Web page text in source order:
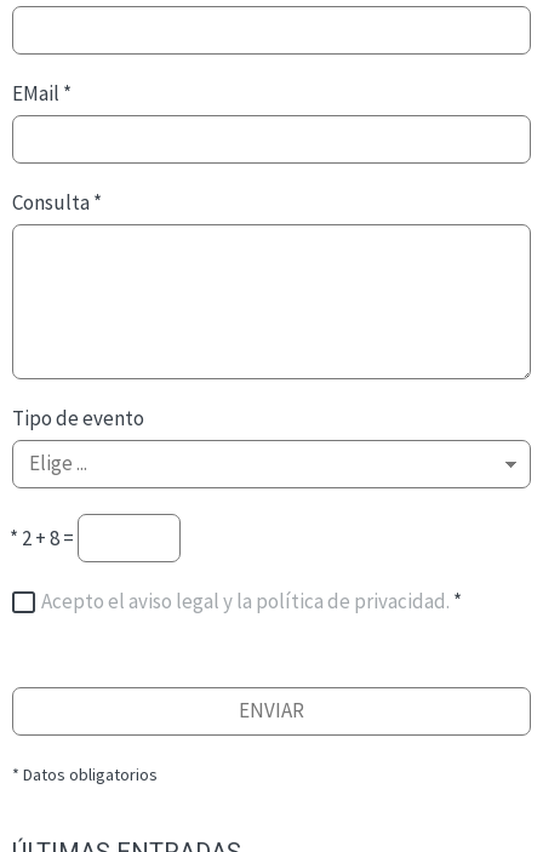
EMail *
Consulta*
Tipo de evento
* 2 + 8 =
Acepto el aviso legal y la política de privacidad. *
ENVIAR
* Datos obligatorios